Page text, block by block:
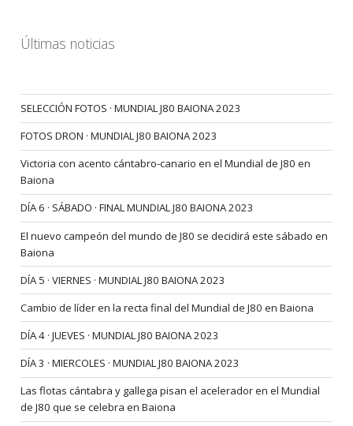
Últimas noticias
SELECCIÓN FOTOS · MUNDIAL J80 BAIONA 2023
FOTOS DRON · MUNDIAL J80 BAIONA 2023
Victoria con acento cántabro-canario en el Mundial de J80 en
Baiona
DÍA 6 · SÁBADO · FINAL MUNDIAL J80 BAIONA 2023
El nuevo campeón del mundo de J80 se decidirá este sábado en
Baiona
DÍA 5 · VIERNES · MUNDIAL J80 BAIONA 2023
Cambio de líder en la recta final del Mundial de J80 en Baiona
DÍA 4 · JUEVES · MUNDIAL J80 BAIONA 2023
DÍA 3 · MIERCOLES · MUNDIAL J80 BAIONA 2023
Las flotas cántabra y gallega pisan el acelerador en el Mundial
de J80 que se celebra en Baiona